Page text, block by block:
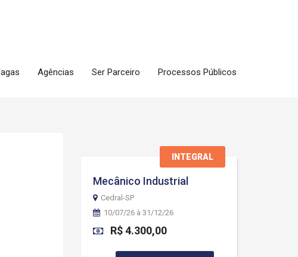
Agências Ser Parceiro Processos Públicos
INTEGRAL
Mecânico Industrial
Cedral-SP
10/07/26 à 31/12/26
R$ 4.300,00